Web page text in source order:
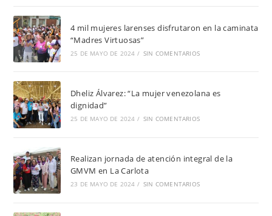
4 mil mujeres larenses disfrutaron en la caminata
“Madres Virtuosas”
25 DE MAYO DE 2024 / SIN COMENTARIOS
Dheliz Álvarez: “La mujer venezolana es
dignidad”
25 DE MAYO DE 2024 / SIN COMENTARIOS
Realizan jornada de atención integral de la
GMVM en La Carlota
23 DE MAYO DE 2024 / SIN COMENTARIOS